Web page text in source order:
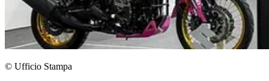
© Ufficio Stampa